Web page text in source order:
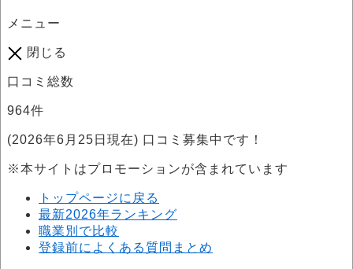
メニュー
閉じる
口コミ総数
964件
(2026年6月25日現在) 口コミ募集中です！
※本サイトはプロモーションが含まれています
トップページに戻る
最新2026年ランキング
職業別で比較
登録前によくある質問まとめ